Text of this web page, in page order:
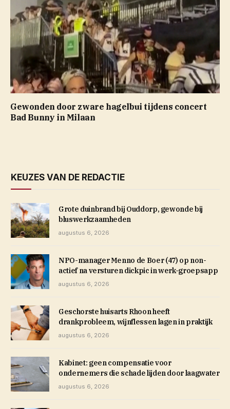
Gewonden door zware hagelbui tijdens concert
Bad Bunny in Milaan
KEUZES VAN DE REDACTIE
Grote duinbrand bij Ouddorp, gewonde bij
bluswerkzaamheden
augustus 6, 2026
NPO-manager Menno de Boer (47) op non-
actief na versturen dickpic in werk-groepsapp
augustus 6, 2026
Geschorste huisarts Rhoon heeft
drankprobleem, wijnflessen lagen in praktijk
augustus 6, 2026
Kabinet: geen compensatie voor
ondernemers die schade lijden door laagwater
augustus 6, 2026